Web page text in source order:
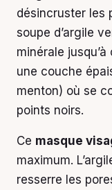
désincruster les
soupe d’argile
minérale
une couche
menton) où se
points noirs.
Ce masque
maximum.
resserre les